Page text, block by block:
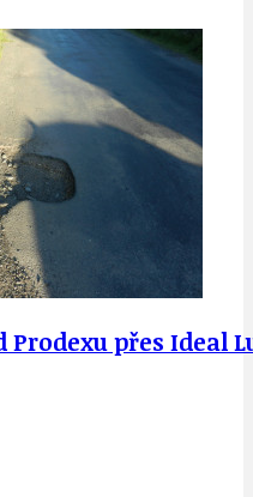
Prodexu přes